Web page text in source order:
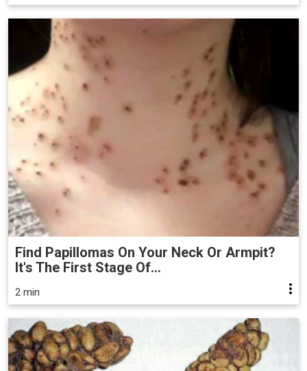
Find Papillomas On Your Neck Or Armpit?
It's The First Stage Of...
2 min